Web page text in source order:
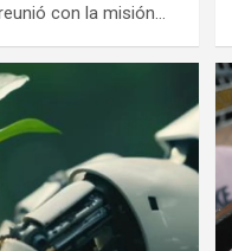
con la misión…